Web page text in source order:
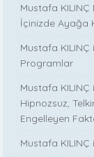
Mustafa KILINÇ
İçinizde Ayağa
Mustafa KILINÇ
Programlar
Mustafa KILINÇ
Hipnozsuz,
Engelleyen
Mustafa